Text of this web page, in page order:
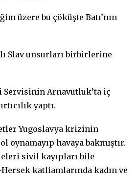
üzere bu çöküşte Batı’nın
Slav unsurları birbirlerine
Arnavutluk’ta iç
yaptı.
Yugoslavya krizinin
oynamayıp havaya bakmıştır.
sivil kayıpları bile
Hersek katliamlarında kadın ve